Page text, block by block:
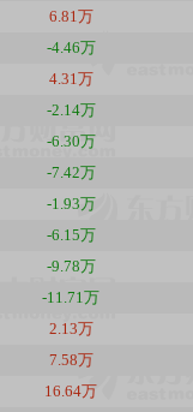
6.81万
-4.46万
4.31万
-2.14万
-6.30万
-7.42万
-1.93万
-6.15万
-9.78万
-11.71万
2.13万
7.58万
16.64万